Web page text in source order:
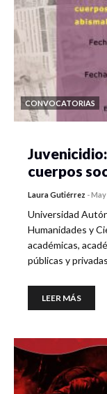
CONVOCATORIAS
cuerpos
Laura Gutiérrez -May
Universidad
Humanidades y
académicas,
públicas y
LEER MÁS